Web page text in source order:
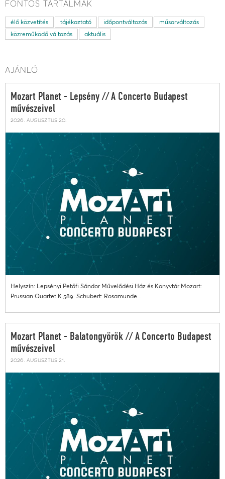
FONTOS TARTALMAK
élő közvetítés tájékoztató időpontváltozás
műsorváltozás
közreműködő változás
aktuális
AJÁNLÓ
Mozart Planet - Lepsény // A Concerto Budapest
művészeivel
2026. augusztus 20.
Helyszín: Lepsényi Petőfi Sándor Művelődési Ház és Könyvtár Mozart:
Prussian Quartet K.589. Schubert: Rosamunde...
Mozart Planet - Balatongyörök // A Concerto Budapest
művészeivel
2026. augusztus 21.